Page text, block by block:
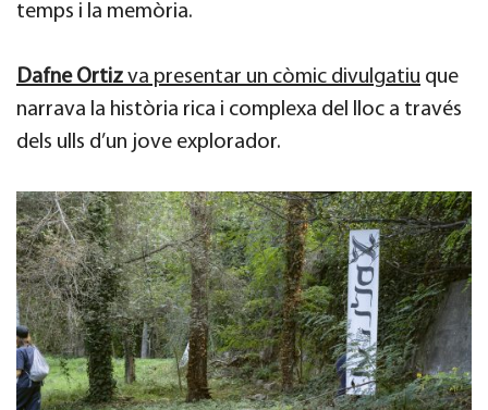
temps i la memòria.
Dafne Ortiz va presentar un còmic divulgatiu que
narrava la història rica i complexa del lloc a través
dels ulls d’un jove explorador.